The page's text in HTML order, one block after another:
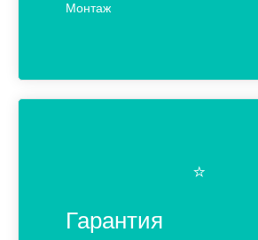
Монтаж
⭐️
Гарантия